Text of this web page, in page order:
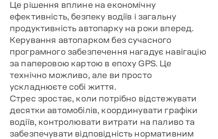
Це рішення вплине на економічну
ефективність, безпеку водіїв і загальну
продуктивність автопарку на роки вперед.
Керування автопарком без сучасного
програмного забезпечення нагадує навігацію
за паперовою картою в епоху GPS. Це
технічно можливо, але ви просто
ускладнюєте собі життя.
Стрес зростає, коли потрібно відстежувати
десятки автомобілів, координувати графіки
водіїв, контролювати витрати на паливо та
забезпечувати відповідність нормативним